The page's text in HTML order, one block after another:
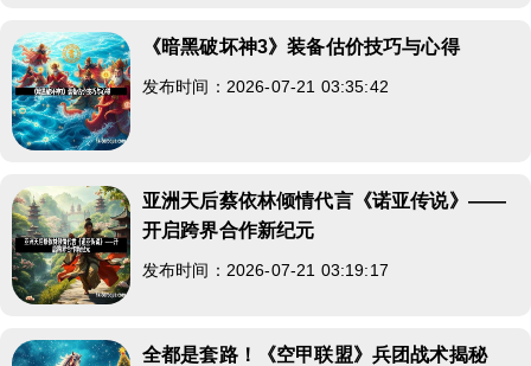
《暗黑破坏神3》装备估价技巧与心得
发布时间：2026-07-21 03:35:42
亚洲天后蔡依林倾情代言《诺亚传说》——
开启跨界合作新纪元
发布时间：2026-07-21 03:19:17
全都是套路！《空甲联盟》兵团战术揭秘